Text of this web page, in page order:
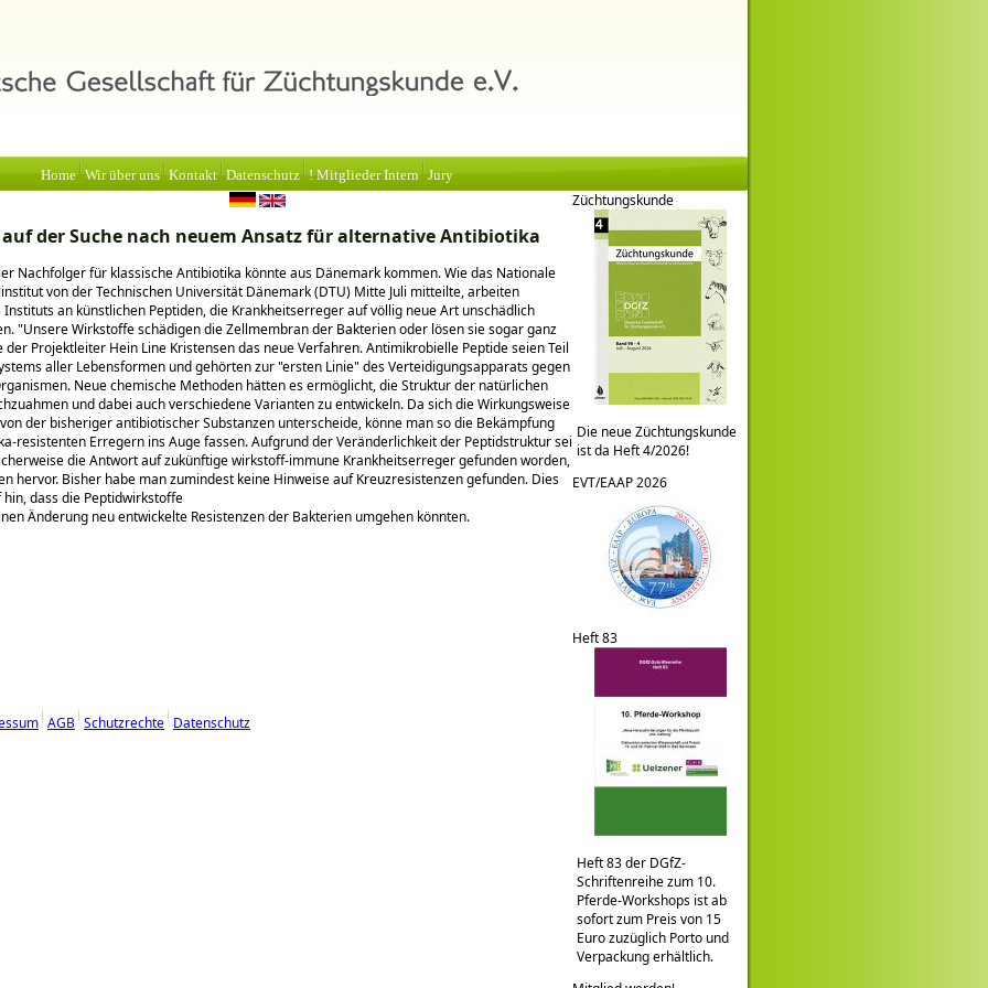
Home Wir über uns Kontakt Datenschutz ! Mitglieder Intern Jury
auf der Suche nach neuem Ansatz für alternative Antibiotika
Nachfolger für klassische Antibiotika könnte aus Dänemark kommen. Wie das Nationale
von der Technischen Universität Dänemark (DTU) Mitte Juli mitteilte, arbeiten
Instituts an künstlichen Peptiden, die Krankheitserreger auf völlig neue Art unschädlich
Unsere Wirkstoffe schädigen die Zellmembran der Bakterien oder lösen sie sogar ganz
der Projektleiter Hein Line Kristensen das neue Verfahren. Antimikrobielle Peptide seien Teil
aller Lebensformen und gehörten zur ersten Linie des Verteidigungsapparats gegen
Neue chemische Methoden hätten es ermöglicht, die Struktur der natürlichen
und dabei auch verschiedene Varianten zu entwickeln. Da sich die Wirkungsweise
der bisheriger antibiotischer Substanzen unterscheide, könne man so die Bekämpfung
resistenten Erregern ins Auge fassen. Aufgrund der Veränderlichkeit der Peptidstruktur sei
die Antwort auf zukünftige wirkstoff-immune Krankheitserreger gefunden worden,
hervor. Bisher habe man zumindest keine Hinweise auf Kreuzresistenzen gefunden. Dies
dass die Peptidwirkstoffe
Änderung neu entwickelte Resistenzen der Bakterien umgehen könnten.
AGB Schutzrechte Datenschutz
Züchtungskunde
Die neue Züchtungskunde
ist da Heft 4/2026!
EVT/EAAP 2026
Heft 83
Heft 83 der DGfZ-
Schriftenreihe zum 10.
Pferde-Workshops ist ab
sofort zum Preis von 15
Euro zuzüglich Porto und
Verpackung erhältlich.